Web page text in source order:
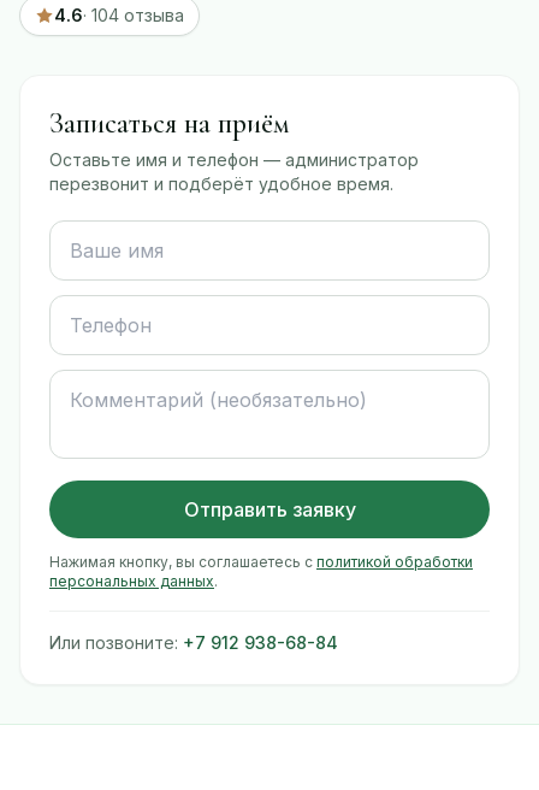
4.6· 104 отзыва
Записаться на приём
Оставьте имя и телефон — администратор
перезвонит и подберёт удобное время.
Ваше имя
Телефон
Комментарий
Отправить заявку
Нажимая кнопку, вы соглашаетесь с политикой обработки
персональных данных.
Или позвоните: +7 912 938-68-84